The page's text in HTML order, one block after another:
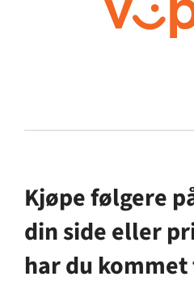
Kjøpe følgere
din side eller
har du